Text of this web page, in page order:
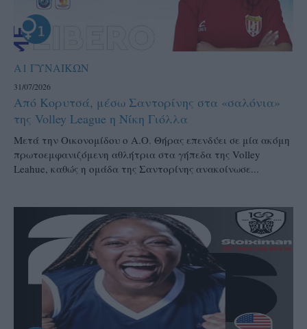
Α1 ΓΥΝΑΙΚΩΝ
31/07/2026
Από Κορυτσά, μέσω Σαντορίνης στα «σαλόνια»
της Volley League η Νίκη Γιόλλα
Μετά την Οικονομίδου ο Α.Ο. Θήρας επενδύει σε μία ακόμη
πρωτοεμφανιζόμενη αθλήτρια στα γήπεδα της Volley
Leahue, καθώς η ομάδα της Σαντορίνης ανακοίνωσε...